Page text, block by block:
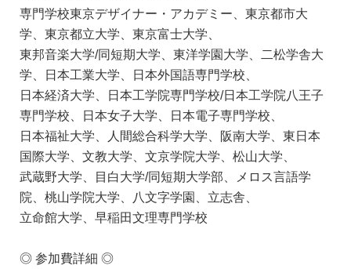
専門学校東京デザイナー・アカデミー、東京都市大
学、東京都立大学、東京富士大学、
東邦音楽大学/同短期大学、東洋学園大学、二松学舎大
学、日本工業大学、日本外国語専門学校、
日本経済大学、日本工学院専門学校/日本工学院八王子
専門学校、日本女子大学、日本電子専門学校、
日本福祉大学、人間総合科学大学、阪南大学、東日本
国際大学、文教大学、文京学院大学、松山大学、
武蔵野大学、目白大学/同短期大学部、メロス言語学
院、桃山学院大学、八文字学園、立志舎、
立命館大学、早稲田文理専門学校
◎ 参加費詳細 ◎